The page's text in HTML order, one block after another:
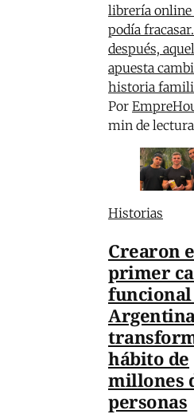
librería online
podía
después,
apuesta
historia
Por
min de lectura
Historias
Crearon
primer
funcional
hábito de
millones
personas